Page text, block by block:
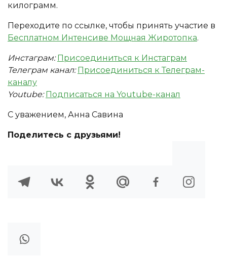
килограмм.
Переходите по ссылке, чтобы принять участие в
Бесплатном Интенсиве Мощная Жиротопка.
Инстаграм:Присоединиться к Инстаграм
Телеграм канал:Присоединиться к Телеграм-
каналу
Youtube: Подписаться на Youtube-канал
С уважением, Анна Савина
Поделитесь с друзьями!